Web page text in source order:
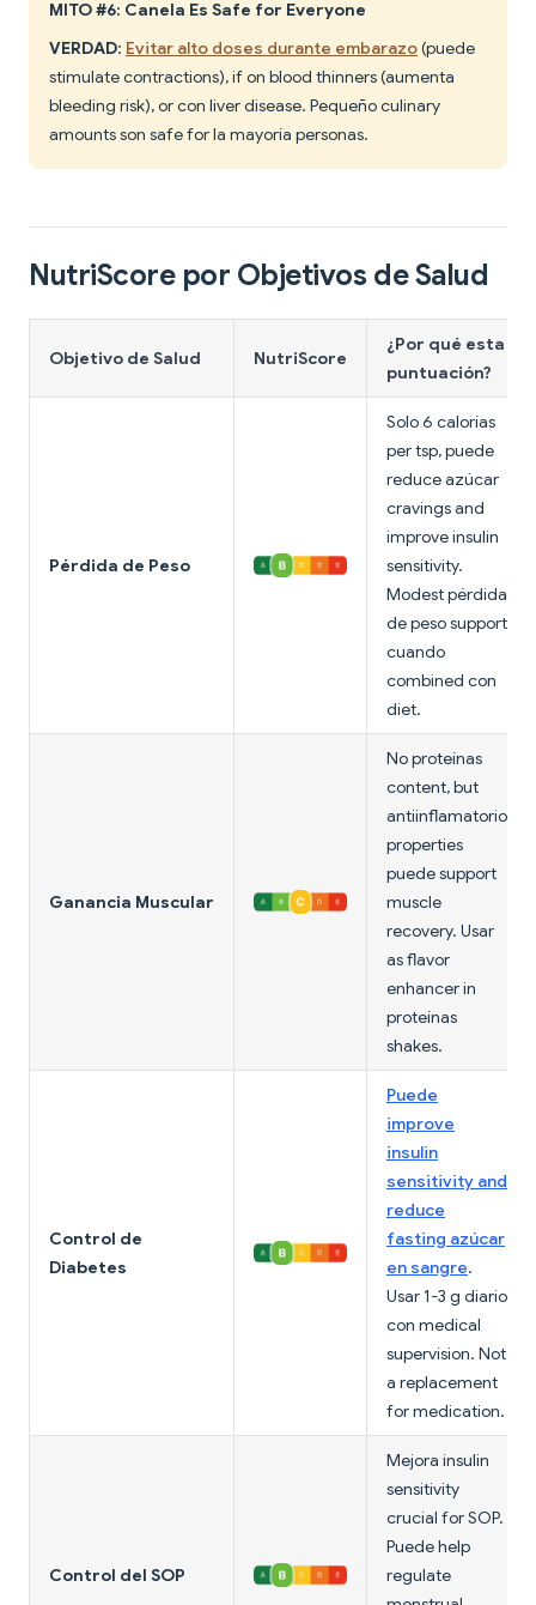
MITO #6: Canela Es Safe for Everyone
VERDAD: Evitar alto doses durante embarazo(puede
stimulate contractions), if on blood thinners (aumenta
bleeding risk), or con liver disease. Pequeño culinary
amounts son safe for la mayoría personas.
NutriScore por Objetivos de Salud
Objetivo de Salud NutriScore
¿Por qué esta
puntuación?
Pérdida de Peso
Solo 6 calorías
per tsp, puede
reduce azúcar
cravings and
improve insulin
sensitivity.
Modest pérdida
de peso support
cuando
combined con
diet.
Ganancia Muscular
No proteínas
content, but
antiinflamatorio
properties
puede support
muscle
recovery. Usar
as flavor
enhancer in
proteínas
shakes.
Control de
Diabetes
Puede
improve
insulin
sensitivity and
reduce
fasting azúcar
en sangre.
Usar 1-3 g diario
con medical
supervision. Not
a replacement
for medication.
Control del SOP
Mejora insulin
sensitivity
crucial for SOP.
Puede help
regulate